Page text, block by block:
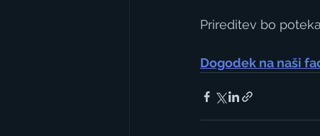
Prireditev bo
Dogodek na naši